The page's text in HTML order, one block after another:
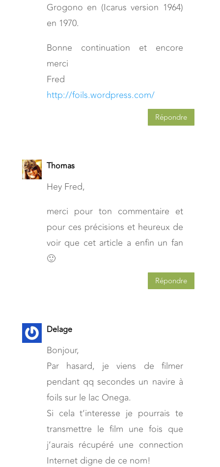
Grogono en (Icarus version 1964)
en 1970.
Bonne continuation et encore
merci
Fred
http://foils.wordpress.com/
Répondre
Thomas
Hey Fred,
merci pour ton commentaire et
pour ces précisions et heureux de
voir que cet article a enfin un fan
🙂
Répondre
Delage
Bonjour,
Par hasard, je viens de filmer
pendant qq secondes un navire à
foils sur le lac Onega.
Si cela t’interesse je pourrais te
transmettre le film une fois que
j’aurais récupéré une connection
Internet digne de ce nom!